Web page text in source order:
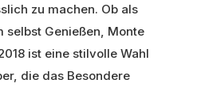
zu machen. Ob als
selbst Genießen, Monte
ist eine stilvolle Wahl
die das Besondere